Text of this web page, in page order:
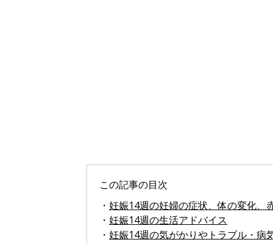
この記事の目次
・ 妊娠14週の妊婦の症状、体の変化、
・ 妊娠14週の生活アドバイス
・ 妊娠14週の気がかりやトラブル・病